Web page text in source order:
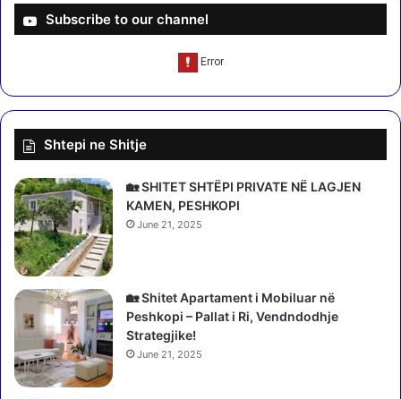
e
S
n
6
1
b
a
s
h
k
i
v
e
n
q
e
h
r
t
a
r
i
s
h
p
a
t
Subscribe to our channel
Shtepi ne Shitje
🏡 SHITET SHTËPI PRIVATE NË LAGJEN
KAMEN, PESHKOPI
June 21, 2025
🏡 Shitet Apartament i Mobiluar në
Peshkopi – Pallat i Ri, Vendndodhje
Strategjike!
June 21, 2025